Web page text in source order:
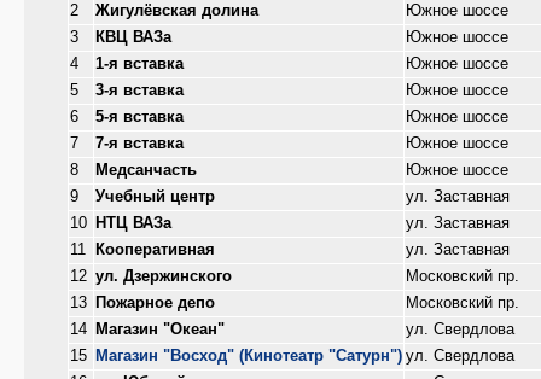
2
Жигулёвская долина
Южное шоссе
3
КВЦ ВАЗа
Южное шоссе
4
1-я вставка
Южное шоссе
5
3-я вставка
Южное шоссе
6
5-я вставка
Южное шоссе
7
7-я вставка
Южное шоссе
8
Медсанчасть
Южное шоссе
9
Учебный центр
ул. Заставная
10
НТЦ ВАЗа
ул. Заставная
11
Кооперативная
ул. Заставная
12 ул. Дзержинского
Московский пр.
13
Пожарное депо
Московский пр.
14
Магазин "Океан"
ул. Свердлова
15
Магазин "Восход" (Кинотеатр "Сатурн") ул. Свердлова